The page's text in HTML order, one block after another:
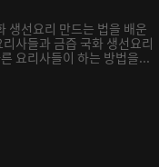
생선요리 만드는 법을 배운
사들과 금즙 국화 생선요리
요리사들이 하는 방법을...